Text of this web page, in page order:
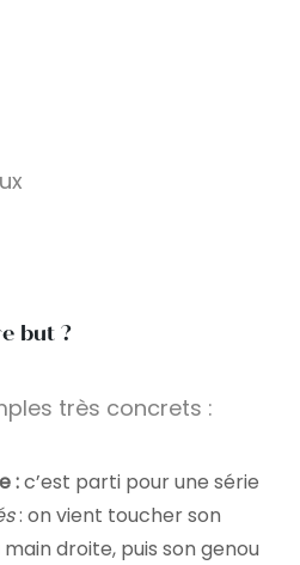
but ?
très concrets :
:c’est parti pour une série
: on vient toucher son
droite, puis son genou